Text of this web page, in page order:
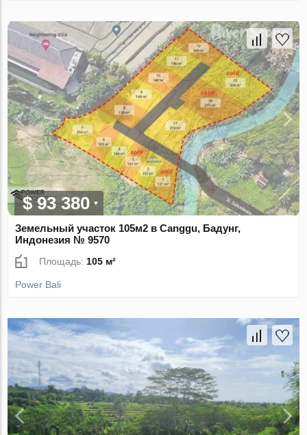
$ 93 380
Земельный участок 105м2 в Canggu, Бадунг,
Индонезия № 9570
Площадь: 105 м²
Power Bali